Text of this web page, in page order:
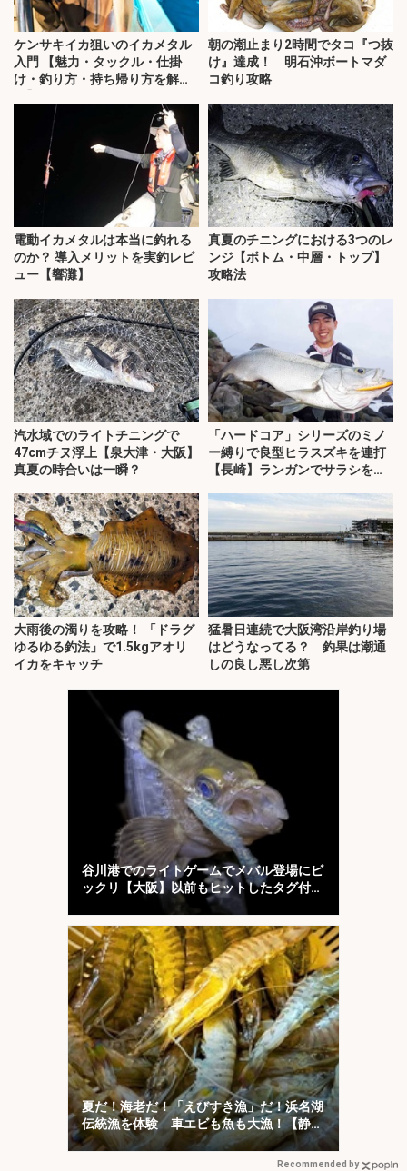
ケンサキイカ狙いのイカメタル
入門 【魅力・タックル・仕掛
け・釣り方・持ち帰り方を解
朝の潮止まり2時間でタコ『つ抜
け』達成！ 明石沖ボートマダ
コ釣り攻略
電動イカメタルは本当に釣れる
のか？ 導入メリットを実釣レビ
ュー【響灘】
真夏のチニングにおける3つのレ
ンジ【ボトム・中層・トップ】
攻略法
汽水域でのライトチニングで
47cmチヌ浮上【泉大津・大阪】
真夏の時合いは一瞬？
「ハードコア」シリーズのミノ
ー縛りで良型ヒラスズキを連打
【長崎】ランガンでサラシを攻
大雨後の濁りを攻略！ 「ドラグ
ゆるゆる釣法」で1.5kgアオリ
イカをキャッチ
猛暑日連続で大阪湾沿岸釣り場
はどうなってる？ 釣果は潮通
しの良し悪し次第
谷川港でのライトゲームでメバル登場にビ
ックリ【大阪】以前もヒットしたタグ付き
夏だ！海老だ！「えびすき漁」だ！浜名湖
伝統漁を体験 車エビも魚も大漁！【静
岡】
Recommended by